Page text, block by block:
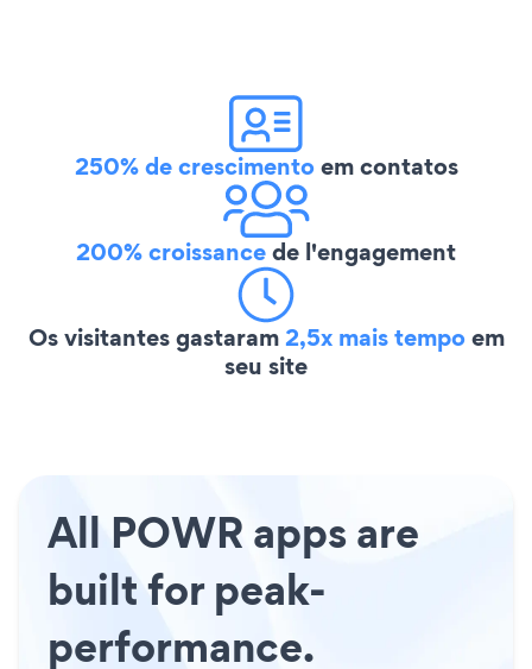
250% de crescimentoem contatos
200% croissancede l'engagement
Os visitantes gastaram2,5x mais tempoem
seu site
All POWR apps are
built for peak-
performance.